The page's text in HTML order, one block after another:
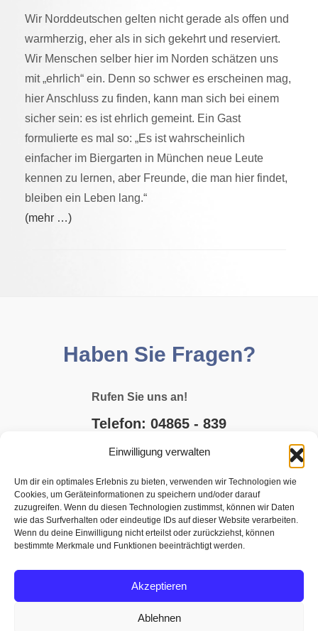
Einwilligung verwalten
Um dir ein optimales Erlebnis zu bieten, verwenden wir Technologien wie
Cookies, um Geräteinformationen zu speichern und/oder darauf
zuzugreifen. Wenn du diesen Technologien zustimmst, können wir Daten
wie das Surfverhalten oder eindeutige IDs auf dieser Website verarbeiten.
Wenn du deine Einwilligung nicht erteilst oder zurückziehst, können
bestimmte Merkmale und Funktionen beeinträchtigt werden.
Akzeptieren
Ablehnen
Wir Norddeutschen gelten nicht gerade als offen und
warmherzig, eher als in sich gekehrt und reserviert.
Wir Menschen selber hier im Norden schätzen uns
mit „ehrlich“ ein. Denn so schwer es erscheinen mag,
hier Anschluss zu finden, kann man sich bei einem
sicher sein: es ist ehrlich gemeint. Ein Gast
formulierte es mal so: „Es ist wahrscheinlich
einfacher im Biergarten in München neue Leute
kennen zu lernen, aber Freunde, die man hier findet,
bleiben ein Leben lang.“
(mehr …)
Haben Sie Fragen?
Rufen Sie uns an!
Telefon: 04865 - 839
JETZT BUCHEN